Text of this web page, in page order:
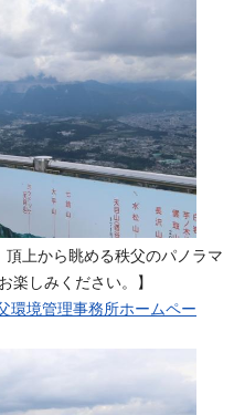
頂上から眺める秩父のパノラマ
楽しみください。】
環境管理事務所ホームペー